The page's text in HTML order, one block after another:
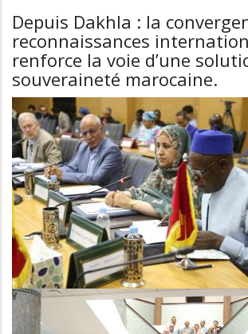
Depuis Dakhla : la
reconnaissances
renforce la voie d’une
souveraineté marocaine.